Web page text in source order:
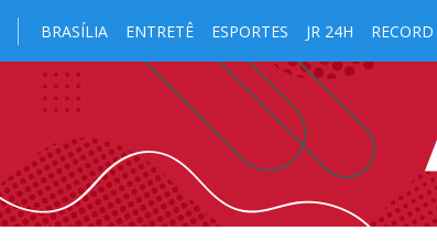
BRASÍLIA ENTRETÊ ESPORTES JR 24H RECORD